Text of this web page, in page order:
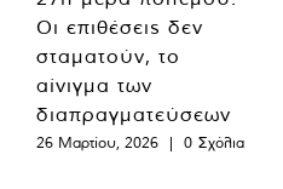
Οι επιθέσεις δεν
σταματούν, το
αίνιγμα των
διαπραγματεύσεων
26 Μαρτίου, 2026 | 0 Σχόλια